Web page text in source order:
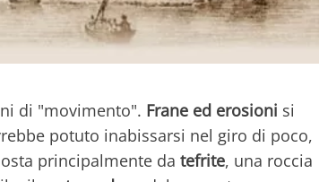
di "movimento". Frane ed erosioni si
potuto inabissarsi nel giro di poco,
principalmente da tefrite, una roccia